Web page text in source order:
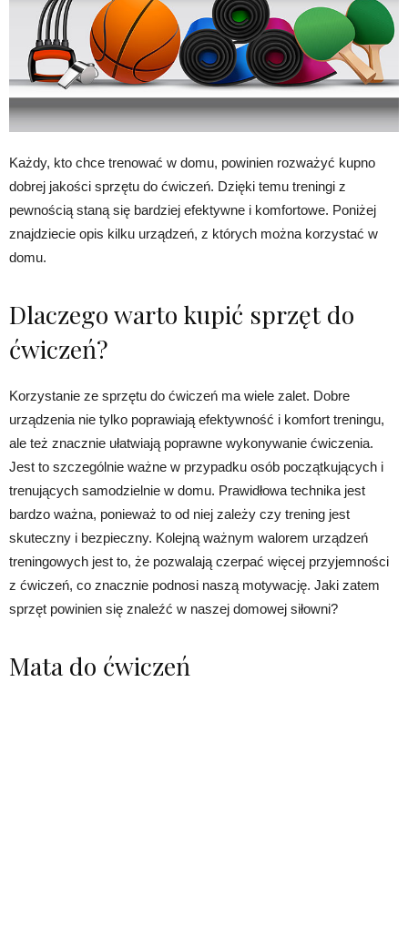
Każdy, kto chce trenować w domu, powinien rozważyć kupno
dobrej jakości sprzętu do ćwiczeń. Dzięki temu treningi z
pewnością staną się bardziej efektywne i komfortowe. Poniżej
znajdziecie opis kilku urządzeń, z których można korzystać w
domu.
Dlaczego warto kupić sprzęt do
ćwiczeń?
Korzystanie ze sprzętu do ćwiczeń ma wiele zalet. Dobre
urządzenia nie tylko poprawiają efektywność i komfort treningu,
ale też znacznie ułatwiają poprawne wykonywanie ćwiczenia.
Jest to szczególnie ważne w przypadku osób początkujących i
trenujących samodzielnie w domu. Prawidłowa technika jest
bardzo ważna, ponieważ to od niej zależy czy trening jest
skuteczny i bezpieczny. Kolejną ważnym walorem urządzeń
treningowych jest to, że pozwalają czerpać więcej przyjemności
z ćwiczeń, co znacznie podnosi naszą motywację. Jaki zatem
sprzęt powinien się znaleźć w naszej domowej siłowni?
Mata do ćwiczeń